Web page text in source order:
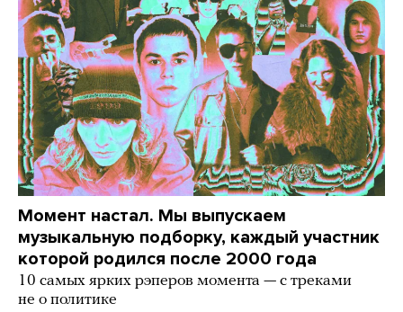
Момент настал. Мы выпускаем
музыкальную подборку, каждый участник
которой родился после 2000 года
10 самых ярких рэперов момента — с треками
не о политике